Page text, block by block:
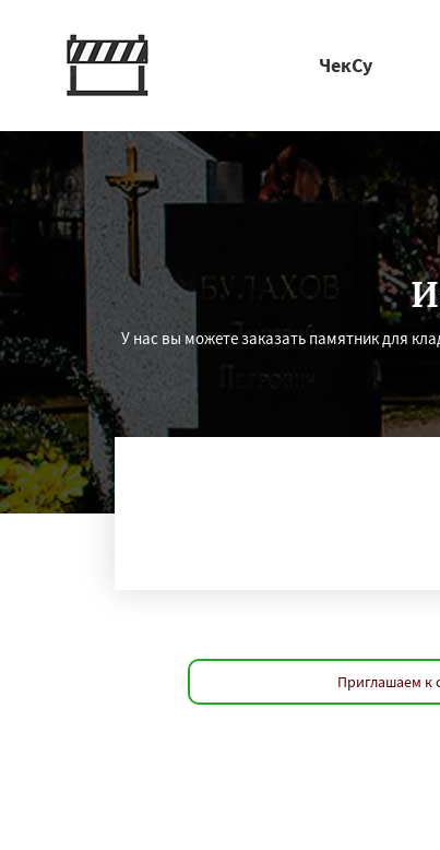
ЧекСу
У нас вы можете заказать памятник для
Приглашаем к